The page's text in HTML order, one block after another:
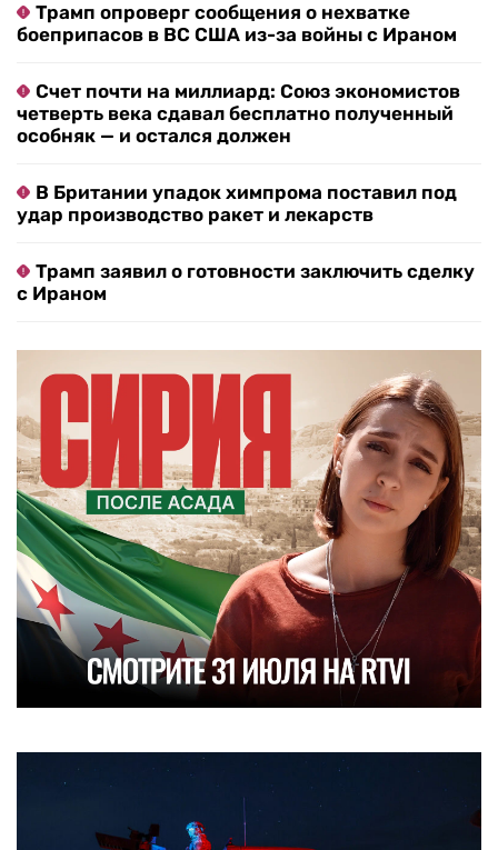
Трамп опроверг сообщения о нехватке
боеприпасов в ВС США из-за войны с Ираном
Счет почти на миллиард: Союз экономистов
четверть века сдавал бесплатно полученный
особняк — и остался должен
В Британии упадок химпрома поставил под
удар производство ракет и лекарств
Трамп заявил о готовности заключить сделку
с Ираном